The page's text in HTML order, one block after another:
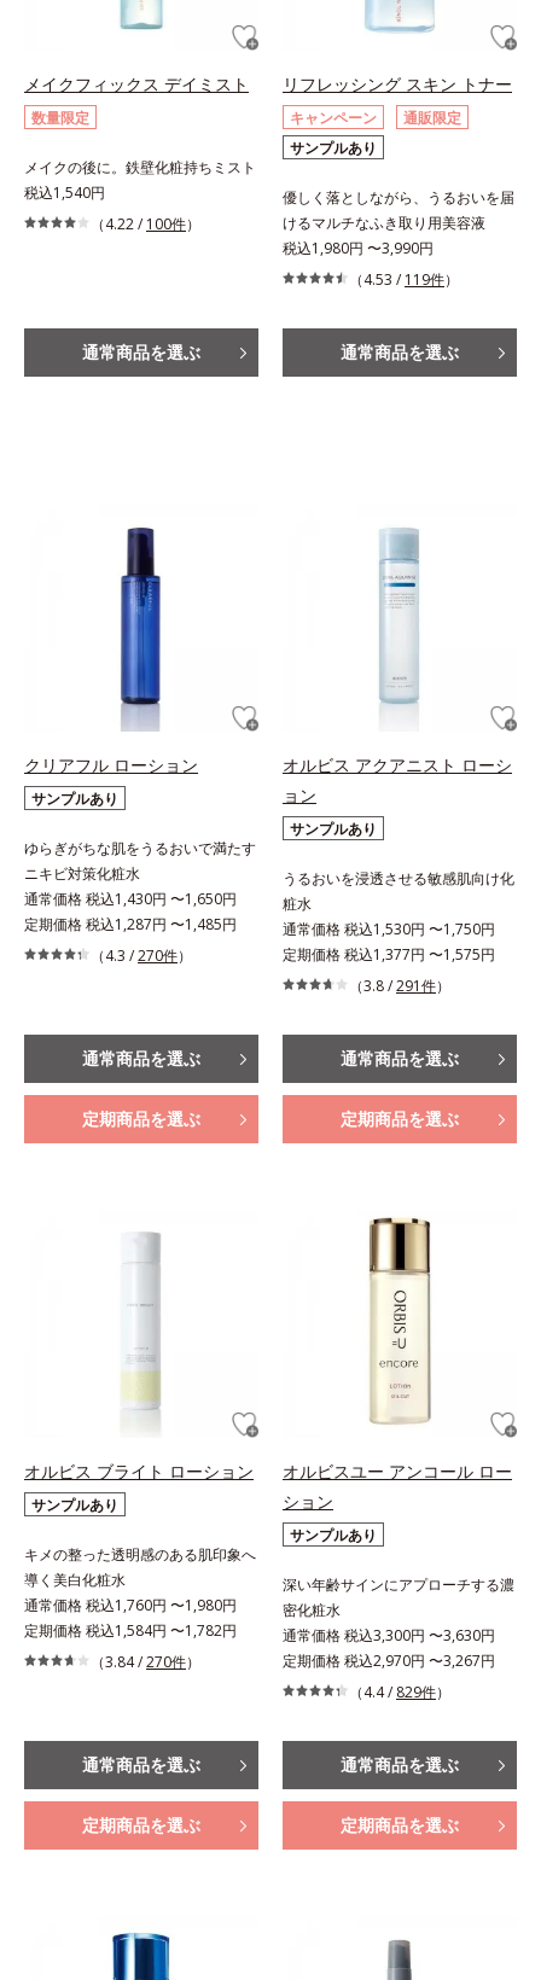
メイクフィックス デイミスト
数量限定
メイクの後に。鉄壁化粧持ちミスト
税込1,540円
（4.22 / 100件）
通常商品を選ぶ
リフレッシング スキン トナー
キャンペーン
通販限定
サンプルあり
優しく落としながら、うるおいを届
けるマルチなふき取り用美容液
税込1,980円 〜3,990円
（4.53 / 119件）
通常商品を選ぶ
クリアフル ローション
サンプルあり
ゆらぎがちな肌をうるおいで満たす
ニキビ対策化粧水
通常価格 税込1,430円 〜1,650円
定期価格 税込1,287円 〜1,485円
（4.3 /270件）
通常商品を選ぶ
定期商品を選ぶ
オルビス アクアニスト ローシ
ョン
サンプルあり
うるおいを浸透させる敏感肌向け化
粧水
通常価格 税込1,530円 〜1,750円
定期価格 税込1,377円 〜1,575円
（3.8 /291件）
通常商品を選ぶ
定期商品を選ぶ
オルビス ブライト ローション
サンプルあり
キメの整った透明感のある肌印象へ
導く美白化粧水
通常価格 税込1,760円 〜1,980円
定期価格 税込1,584円 〜1,782円
（3.84 /270件）
通常商品を選ぶ
定期商品を選ぶ
オルビスユー アンコール ロー
ション
サンプルあり
深い年齢サインにアプローチする濃
密化粧水
通常価格 税込3,300円 〜3,630円
定期価格 税込2,970円 〜3,267円
（4.4 / 829件）
通常商品を選ぶ
定期商品を選ぶ